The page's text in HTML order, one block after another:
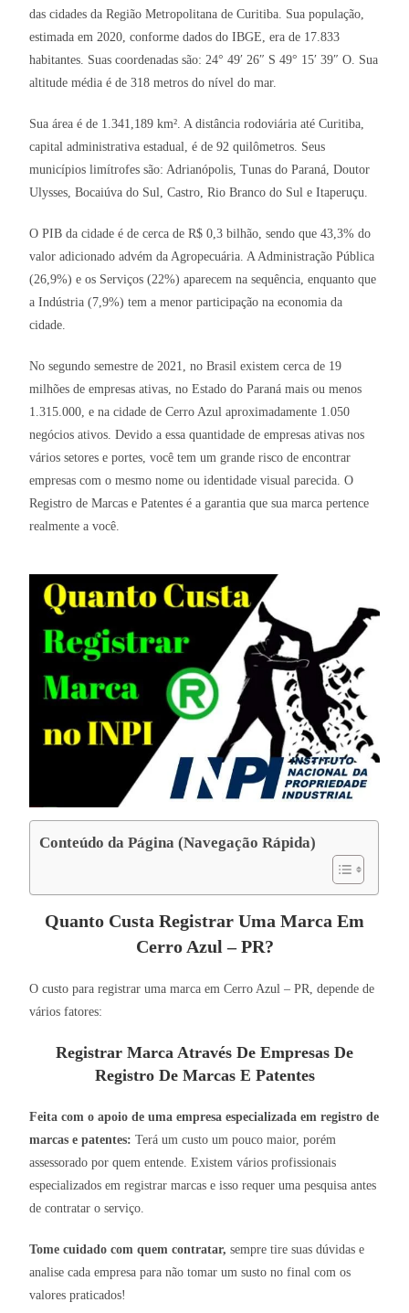
das cidades da Região Metropolitana de Curitiba. Sua população,
estimada em 2020, conforme dados do IBGE, era de 17.833
habitantes. Suas coordenadas são: 24° 49′ 26″ S 49° 15′ 39″ O. Sua
altitude média é de 318 metros do nível do mar.
Sua área é de 1.341,189 km². A distância rodoviária até Curitiba,
capital administrativa estadual, é de 92 quilômetros. Seus
municípios limítrofes são: Adrianópolis, Tunas do Paraná, Doutor
Ulysses, Bocaiúva do Sul, Castro, Rio Branco do Sul e Itaperuçu.
O PIB da cidade é de cerca de R$ 0,3 bilhão, sendo que 43,3% do
valor adicionado advém da Agropecuária. A Administração Pública
(26,9%) e os Serviços (22%) aparecem na sequência, enquanto que
a Indústria (7,9%) tem a menor participação na economia da
cidade.
No segundo semestre de 2021, no Brasil existem cerca de 19
milhões de empresas ativas, no Estado do Paraná mais ou menos
1.315.000, e na cidade de Cerro Azul aproximadamente 1.050
negócios ativos. Devido a essa quantidade de empresas ativas nos
vários setores e portes, você tem um grande risco de encontrar
empresas com o mesmo nome ou identidade visual parecida. O
Registro de Marcas e Patentes é a garantia que sua marca pertence
realmente a você.
Conteúdo da Página (Navegação Rápida)
Quanto Custa Registrar Uma Marca Em
Cerro Azul – PR?
O custo para registrar uma marca em Cerro Azul – PR, depende de
vários fatores:
Registrar Marca Através De Empresas De
Registro De Marcas E Patentes
Feita com o apoio de uma empresa especializada em registro de
marcas e patentes: Terá um custo um pouco maior, porém
assessorado por quem entende. Existem vários profissionais
especializados em registrar marcas e isso requer uma pesquisa antes
de contratar o serviço.
Tome cuidado com quem contratar, sempre tire suas dúvidas e
analise cada empresa para não tomar um susto no final com os
valores praticados!